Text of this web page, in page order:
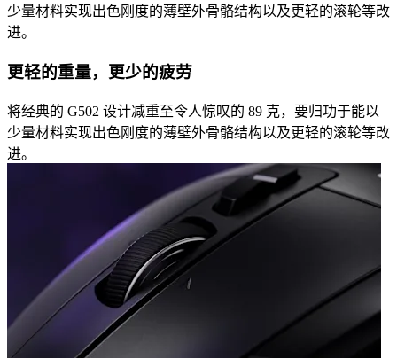
少量材料实现出色刚度的薄壁外骨骼结构以及更轻的滚轮等改
进。
更轻的重量，更少的疲劳
将经典的 G502 设计减重至令人惊叹的 89 克，要归功于能以
少量材料实现出色刚度的薄壁外骨骼结构以及更轻的滚轮等改
进。